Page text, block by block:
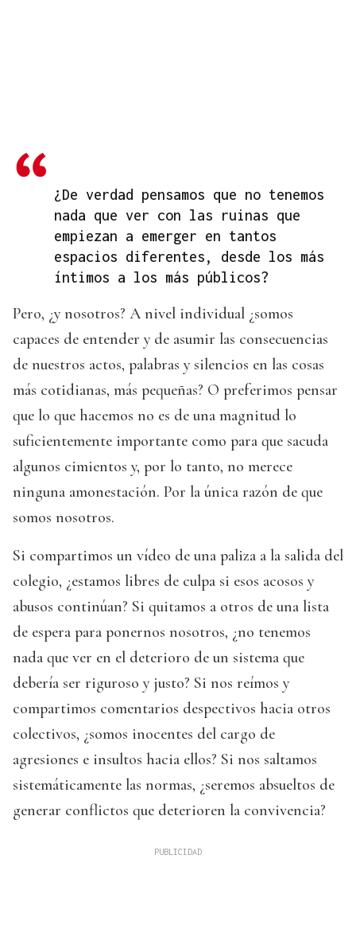
¿De verdad pensamos que no tenemos
nada que ver con las ruinas que
empiezan a emerger en tantos
espacios diferentes, desde los más
íntimos a los más públicos?
Pero, ¿y nosotros? A nivel individual ¿somos
capaces de entender y de asumir las consecuencias
de nuestros actos, palabras y silencios en las cosas
más cotidianas, más pequeñas? O preferimos pensar
que lo que hacemos no es de una magnitud lo
suficientemente importante como para que sacuda
algunos cimientos y, por lo tanto, no merece
ninguna amonestación. Por la única razón de que
somos nosotros.
Si compartimos un vídeo de una paliza a la salida del
colegio, ¿estamos libres de culpa si esos acosos y
abusos continúan? Si quitamos a otros de una lista
de espera para ponernos nosotros, ¿no tenemos
nada que ver en el deterioro de un sistema que
debería ser riguroso y justo? Si nos reímos y
compartimos comentarios despectivos hacia otros
colectivos, ¿somos inocentes del cargo de
agresiones e insultos hacia ellos? Si nos saltamos
sistemáticamente las normas, ¿seremos absueltos de
generar conflictos que deterioren la convivencia?